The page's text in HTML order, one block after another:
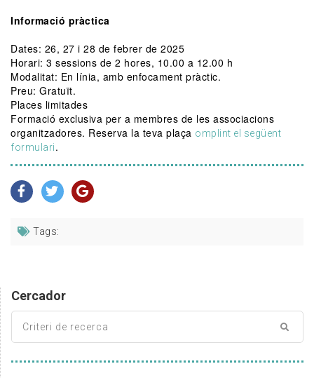
Informació pràctica
Dates: 26, 27 i 28 de febrer de 2025
Horari: 3 sessions de 2 hores, 10.00 a 12.00 h
Modalitat: En línia, amb enfocament pràctic.
Preu: Gratuït.
Places limitades
Formació exclusiva per a membres de les associacions
organitzadores. Reserva la teva plaça omplint el següent
formulari.
Tags:
Cercador